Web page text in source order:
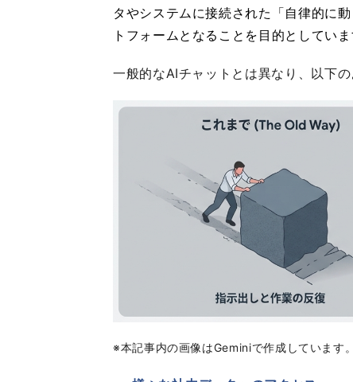
タやシステムに接続された「自律的に
トフォームとなることを目的としていま
一般的なAIチャットとは異なり、以下の
※本記事内の画像はGeminiで作成しています。